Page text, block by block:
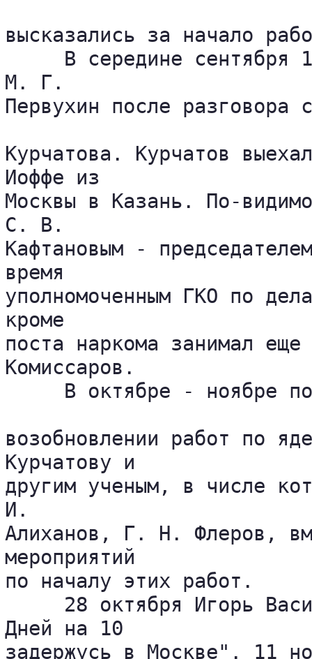
высказались за начало
В середине сентября
М. Г.
Первухин после
Курчатова. Курчатов
Иоффе из
Москвы в Казань. По-
С. В.
Кафтановым -
время
уполномоченным ГКО по
кроме
поста наркома занимал
Комиссаров.
В октябре - ноябре
возобновлении работ по
Курчатову и
другим ученым, в числе
И.
Алиханов, Г. Н. Флеров,
мероприятий
по началу этих работ.
28 октября Игорь
Дней на 10
задержусь в Москве". 11